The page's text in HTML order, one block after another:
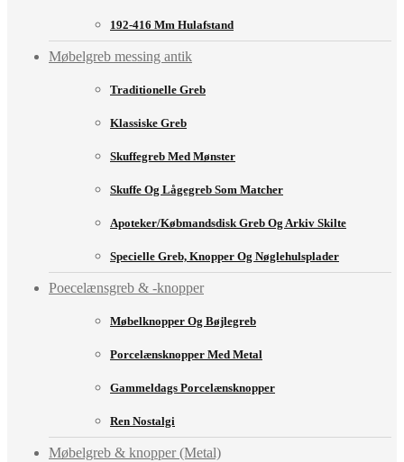
192-416 Mm Hulafstand
Møbelgreb messing antik
Traditionelle Greb
Klassiske Greb
Skuffegreb Med Mønster
Skuffe Og Lågegreb Som Matcher
Apoteker/købmandsdisk Greb Og Arkiv Skilte
Specielle Greb, Knopper Og Nøglehulsplader
Poecelænsgreb & -knopper
Møbelknopper Og Bøjlegreb
Porcelænsknopper Med Metal
Gammeldags Porcelænsknopper
Ren Nostalgi
Møbelgreb & knopper (Metal)